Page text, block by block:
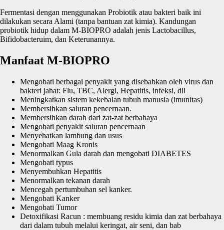
Fermentasi dengan menggunakan Probiotik atau bakteri baik ini
dilakukan secara Alami (tanpa bantuan zat kimia). Kandungan
probiotik hidup dalam M-BIOPRO adalah jenis Lactobacillus,
Bifidobacteruim, dan Keterunannya.
Manfaat M-BIOPRO
Mengobati berbagai penyakit yang disebabkan oleh virus dan
bakteri jahat: Flu, TBC, Alergi, Hepatitis, infeksi, dll
Meningkatkan sistem kekebalan tubuh manusia (imunitas)
Membersihkan saluran pencernaan.
Membersihkan darah dari zat-zat berbahaya
Mengobati penyakit saluran pencernaan
Menyehatkan lambung dan usus
Mengobati Maag Kronis
Menormalkan Gula darah dan mengobati DIABETES
Mengobati typus
Menyembuhkan Hepatitis
Menormalkan tekanan darah
Mencegah pertumbuhan sel kanker.
Mengobati Kanker
Mengobati Tumor
Detoxifikasi Racun : membuang residu kimia dan zat berbahaya
dari dalam tubuh melalui keringat, air seni, dan bab